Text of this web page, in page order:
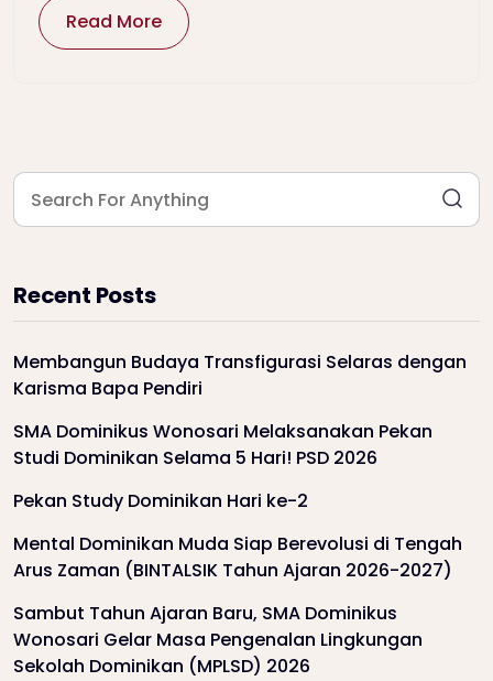
Read More
Recent Posts
Membangun Budaya Transfigurasi Selaras dengan
Karisma Bapa Pendiri
SMA Dominikus Wonosari Melaksanakan Pekan
Studi Dominikan Selama 5 Hari! PSD 2026
Pekan Study Dominikan Hari ke-2
Mental Dominikan Muda Siap Berevolusi di Tengah
Arus Zaman (BINTALSIK Tahun Ajaran 2026-2027)
Sambut Tahun Ajaran Baru, SMA Dominikus
Wonosari Gelar Masa Pengenalan Lingkungan
Sekolah Dominikan (MPLSD) 2026